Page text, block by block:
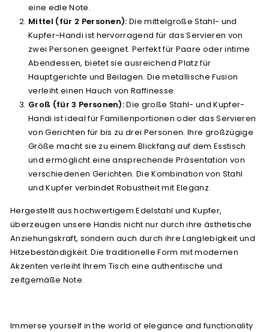
eine edle Note.
Mittel (für 2 Personen): Die mittelgroße Stahl- und
Kupfer-Handi ist hervorragend für das Servieren von
zwei Personen geeignet. Perfekt für Paare oder intime
Abendessen, bietet sie ausreichend Platz für
Hauptgerichte und Beilagen. Die metallische Fusion
verleiht einen Hauch von Raffinesse.
Groß (für 3 Personen):Die große Stahl- und Kupfer-
Handi ist ideal für Familienportionen oder das Servieren
von Gerichten für bis zu drei Personen. Ihre großzügige
Größe macht sie zu einem Blickfang auf dem Esstisch
und ermöglicht eine ansprechende Präsentation von
verschiedenen Gerichten. Die Kombination von Stahl
und Kupfer verbindet Robustheit mit Eleganz.
Hergestellt aus hochwertigem Edelstahl und Kupfer,
überzeugen unsere Handis nicht nur durch ihre ästhetische
Anziehungskraft, sondern auch durch ihre Langlebigkeit und
Hitzebeständigkeit. Die traditionelle Form mit modernen
Akzenten verleiht Ihrem Tisch eine authentische und
zeitgemäße Note.
Immerse yourself in the world of elegance and functionality